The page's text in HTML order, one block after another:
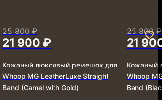
25 800 ₽
21 900 ₽
Кожаный люксовый ремешок для
Whoop MG LeatherLuxe Straight
Band (Camel with Gold)
25 800 ₽
21
Кожаный
Whoop
Band